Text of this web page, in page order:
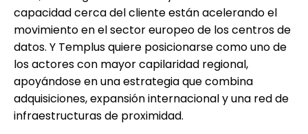
capacidad cerca del cliente están acelerando el
movimiento en el sector europeo de los centros de
datos. Y Templus quiere posicionarse como uno de
los actores con mayor capilaridad regional,
apoyándose en una estrategia que combina
adquisiciones, expansión internacional y una red de
infraestructuras de proximidad.